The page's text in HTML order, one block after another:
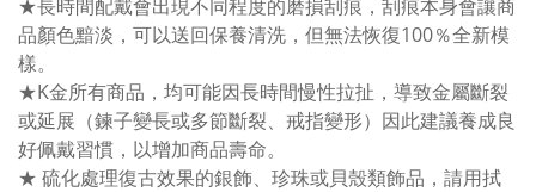
★長時間配戴會出現不同程度的磨損刮痕，刮痕本身會讓商
品顏色黯淡，可以送回保養清洗，但無法恢復100％全新模
樣。
★K金所有商品，均可能因長時間慢性拉扯，導致金屬斷裂
或延展（鍊子變長或多節斷裂、戒指變形）因此建議養成良
好佩戴習慣，以增加商品壽命。
★ 硫化處理復古效果的銀飾、珍珠或貝殼類飾品，請用拭